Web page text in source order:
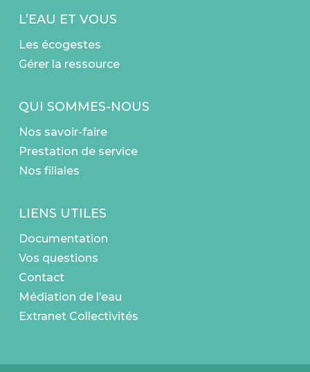
L’EAU ET VOUS
Les écogestes
Gérer la ressource
QUI SOMMES-NOUS
Nos savoir-faire
Prestation de service
Nos filiales
LIENS UTILES
Documentation
Vos questions
Contact
Médiation de l’eau
Extranet Collectivités